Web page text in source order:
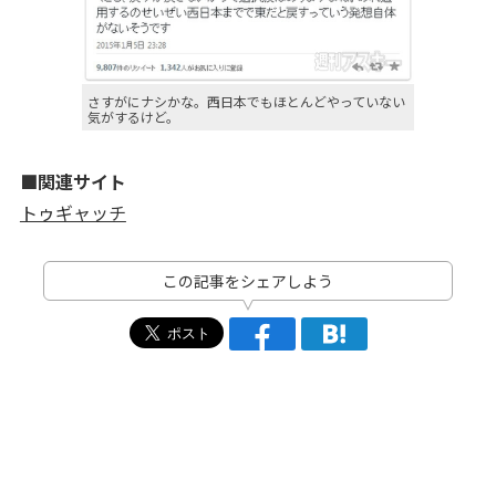
さすがにナシかな。西日本でもほとんどやっていない
気がするけど。
■関連サイト
トゥギャッチ
この記事をシェアしよう